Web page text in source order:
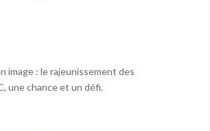
image : le rajeunissement des
une chance et un défi.